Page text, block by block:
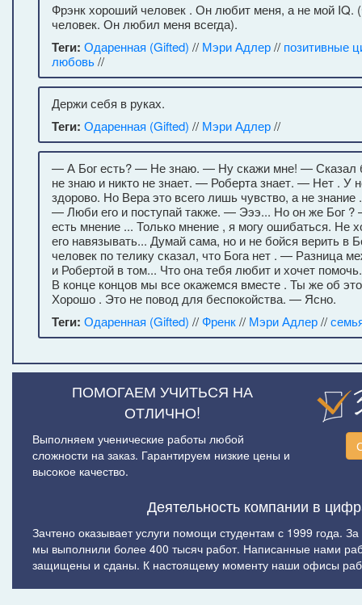
Фрэнк хороший человек . Он любит меня, а не мой IQ.
человек. Он любил меня всегда).
Теги: Одаренная (Gifted) // Мэри Адлер// позитивные
любовь//
Держи себя в руках.
Теги: Одаренная (Gifted) // Мэри Адлер//
— А Бог есть? — Не знаю. — Ну скажи мне! — Сказал
не знаю и никто не знает. — Роберта знает. — Нет . У
здорово. Но Вера это всего лишь чувство, а не
— Люби его и поступай также. — Эээ... Но он же Бог
есть мнение ... Только мнение , я могу ошибаться. Не
его навязывать... Думай сама, но и не бойся верить в
человек по телику сказал, что Бога нет . — Разница
и Робертой в том... Что она тебя любит и хочет
В конце концов мы все окажемся вместе . Ты же об
Хорошо . Это не повод для беспокойства. — Ясно.
Теги: Одаренная (Gifted) //Френк// Мэри Адлер//
ПОМОГАЕМ УЧИТЬСЯ НА
ОТЛИЧНО!
Выполняем ученические работы любой
сложности на заказ. Гарантируем низкие цены и
высокое качество.
Деятельность компании в
Зачтено оказывает услуги помощи студентам с 1999 года.
мы выполнили более 400 тысяч работ. Написанные нами
защищены и сданы. К настоящему моменту наши офисы